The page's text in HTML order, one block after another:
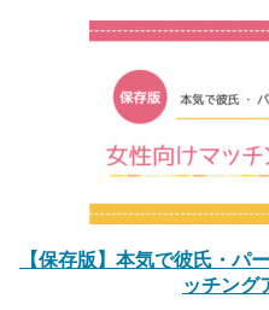
【保存版】本気で彼氏・パ
ッチング